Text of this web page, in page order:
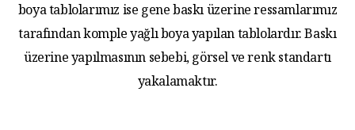
boya tablolarımız ise gene baskı üzerine ressamlarımız
tarafından komple yağlı boya yapılan tablolardır. Baskı
üzerine yapılmasının sebebi, görsel ve renk standartı
yakalamaktır.